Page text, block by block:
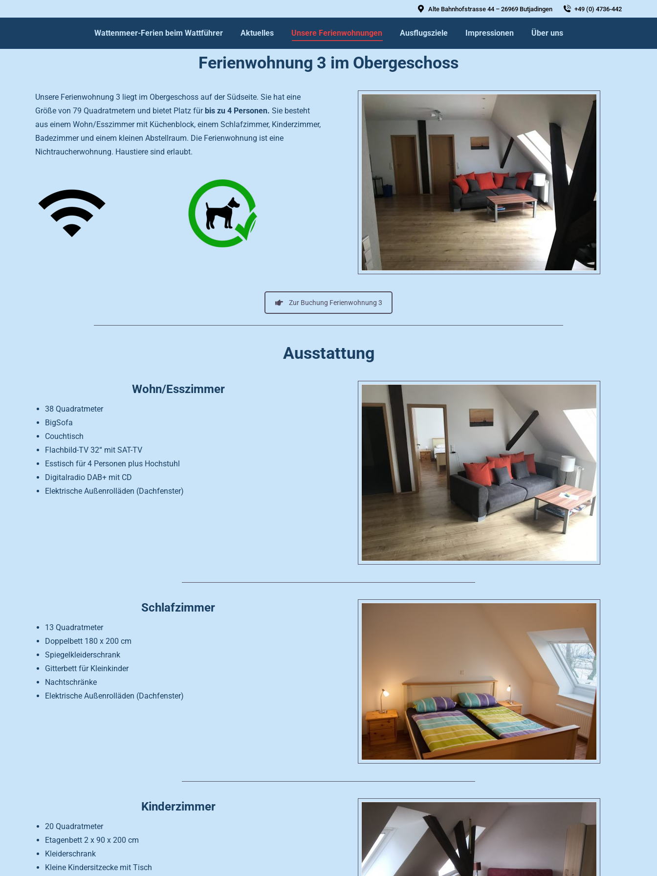
Alte Bahnhofstrasse 44 – 26969 Butjadingen +49 (0) 4736-442
Wattenmeer-Ferien beim Wattführer Aktuelles Unsere Ferienwohnungen Ausflugsziele Impressionen Über uns
Ferienwohnung 3 im Obergeschoss
Unsere Ferienwohnung 3 liegt im Obergeschoss auf der Südseite. Sie hat eine
Größe von 79 Quadratmetern und bietet Platz für bis zu 4 Personen. Sie besteht
aus einem Wohn/Esszimmer mit Küchenblock, einem Schlafzimmer, Kinderzimmer,
Badezimmer und einem kleinen Abstellraum. Die Ferienwohnung ist eine
Nichtraucherwohnung. Haustiere sind erlaubt.
Zur Buchung Ferienwohnung 3
Ausstattung
Wohn/Esszimmer
38 Quadratmeter
BigSofa
Couchtisch
Flachbild-TV 32“ mit SAT-TV
Esstisch für 4 Personen plus Hochstuhl
Digitalradio DAB+ mit CD
Elektrische Außenrolläden (Dachfenster)
Schlafzimmer
13 Quadratmeter
Doppelbett 180 x 200 cm
Spiegelkleiderschrank
Gitterbett für Kleinkinder
Nachtschränke
Elektrische Außenrolläden (Dachfenster)
Kinderzimmer
20 Quadratmeter
Etagenbett 2 x 90 x 200 cm
Kleiderschrank
Kleine Kindersitzecke mit Tisch